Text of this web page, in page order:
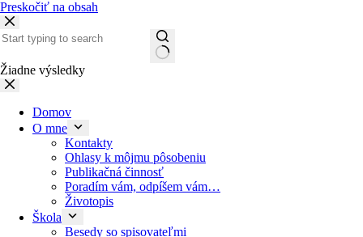
Preskočiť na obsah
Žiadne výsledky
Domov
O mne
Kontakty
Ohlasy k môjmu pôsobeniu
Publikačná činnosť
Poradím vám, odpíšem vám…
Životopis
Škola
Besedy so spisovateľmi